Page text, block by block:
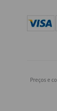
Preços e